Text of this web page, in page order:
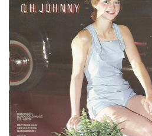
i
e
d